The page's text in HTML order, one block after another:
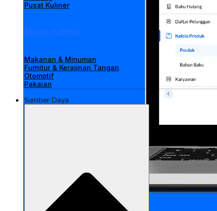
Pusat Kuliner
Manufaktur
Makanan & Minuman
Furnitur & Kerajinan Tangan
Otomotif
Pakaian
Sumber Daya